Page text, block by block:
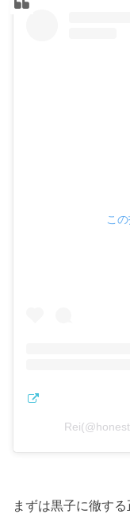
こ
まずは黒子に徹す